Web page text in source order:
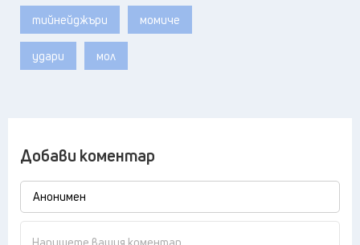
тийнейджъри момиче
удари мол
Добави коментар